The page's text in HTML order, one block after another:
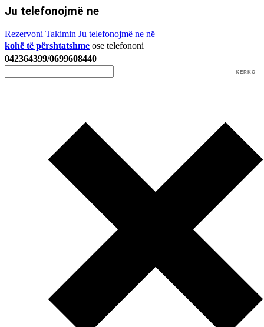
Ju telefonojmë ne
Rezervoni Takimin Ju telefonojmë ne në
kohë të përshtatshme ose telefononi
042364399/0699608440